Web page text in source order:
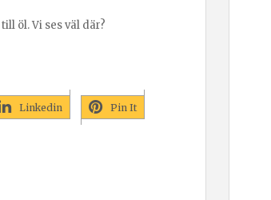
öl. Vi ses väl där?
Linkedin Pin It